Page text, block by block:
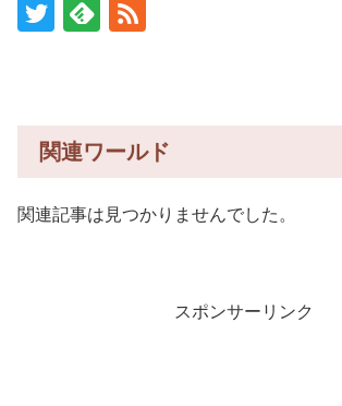
関連ワールド
関連記事は見つかりませんでした。
スポンサーリンク